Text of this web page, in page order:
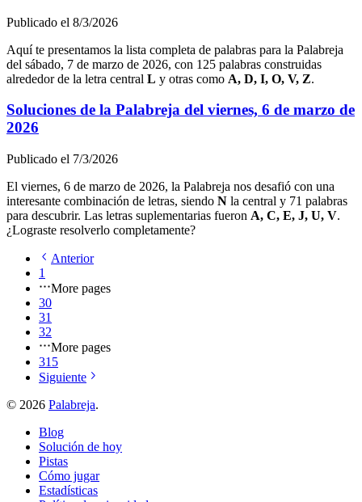
Publicado el 8/3/2026
Aquí te presentamos la lista completa de palabras para la Palabreja
del sábado, 7 de marzo de 2026, con 125 palabras construidas
alrededor de la letra central L y otras como A, D, I, O, V, Z.
Soluciones de la Palabreja del viernes, 6 de marzo de
2026
Publicado el 7/3/2026
El viernes, 6 de marzo de 2026, la Palabreja nos desafió con una
interesante combinación de letras, siendo N la central y 71 palabras
para descubrir. Las letras suplementarias fueron A, C, E, J, U, V.
¿Lograste resolverlo completamente?
Anterior
1
More pages
30
31
32
More pages
315
Siguiente
© 2026 Palabreja.
Blog
Solución de hoy
Pistas
Cómo jugar
Estadísticas